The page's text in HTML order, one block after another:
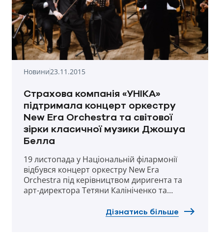
Новини23.11.2015
Страхова компанія «УНІКА»
підтримала концерт оркестру
New Era Orchestra та світової
зірки класичної музики Джошуа
Белла
19 листопада у Національній філармонії
відбувся концерт оркестру New Era
Orchestra під керівництвом диригента та
арт-директора Тетяни Калініченко та
лауреата премії Grammy Джошуа Белла
Дізнатись більше